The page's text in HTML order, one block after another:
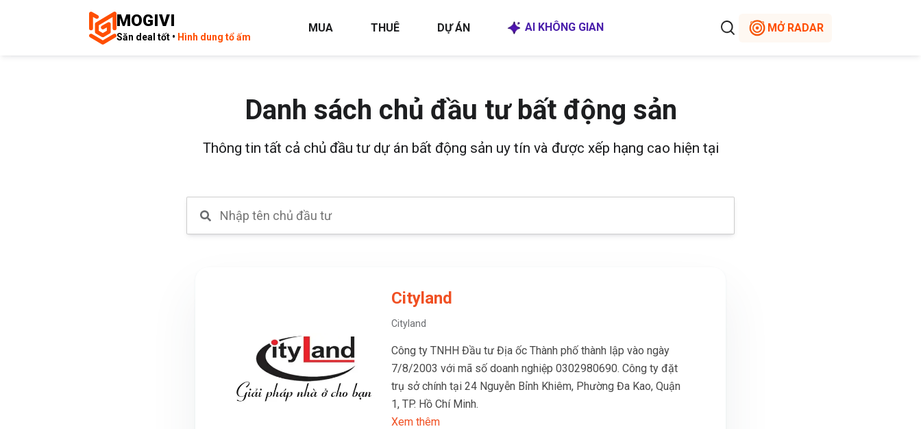
MOGIVI
Săn deal tốt • Hình dung tổ ấm
MUA THUÊ DỰ ÁN AI KHÔNG GIAN MỞ RADAR
Danh sách chủ đầu tư bất động sản
Thông tin tất cả chủ đầu tư dự án bất động sản uy tín và được xếp hạng cao hiện tại
Cityland
Cityland
Công ty TNHH Đầu tư Địa ốc Thành phố thành lập vào ngày
7/8/2003 với mã số doanh nghiệp 0302980690. Công ty đặt
trụ sở chính tại 24 Nguyễn Bỉnh Khiêm, Phường Đa Kao, Quận
1, TP. Hồ Chí Minh.
Xem thêm